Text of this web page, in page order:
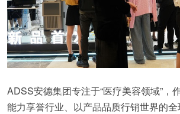
ADSS安德集团专注于“医疗美容领域”，
能力享誉行业、以产品品质行销世界的全